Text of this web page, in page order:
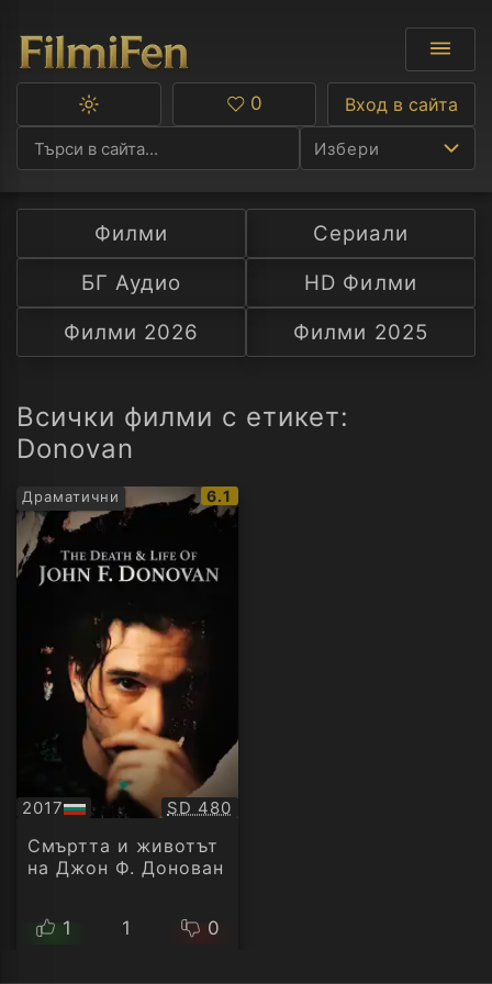
Избери
Ф
С
А
Превключване
тъмна
тема
Любими
0 Вход в сайта
Филми
Сериали
БГ Аудио
HD Филми
Филми 2026
Филми 2025
Всички филми с етикет:
Donovan
Драматични
IMDb
рейтинг:
6.1
2017
БГ
аудио
Качество:
SD 480
Смъртта и животът
на Джон Ф. Донован
1 1 0